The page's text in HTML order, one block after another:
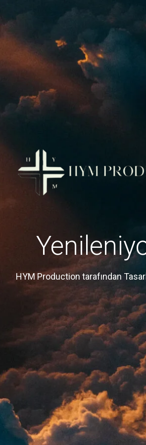
HYM Production tarafından